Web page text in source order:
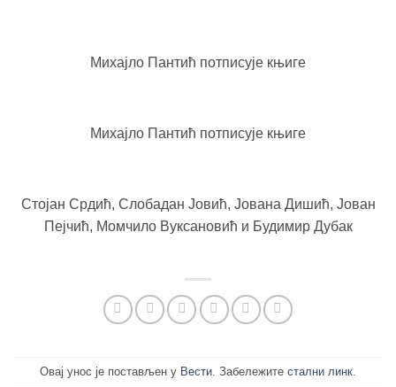
Михајло Пантић потписује књиге
Михајло Пантић потписује књиге
Стојан Срдић, Слобадан Јовић, Јована Дишић, Јован
Пејчић, Момчило Вуксановић и Будимир Дубак
Овај унос је постављен у Вести. Забележите стални линк.